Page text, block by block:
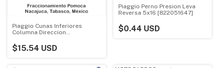
Piaggio Cunas Inferiores
Columna Direccion
$15.54 USD
Piaggio Perno Presion Leva
Reversa 5x16 [822051647]
$0.44 USD